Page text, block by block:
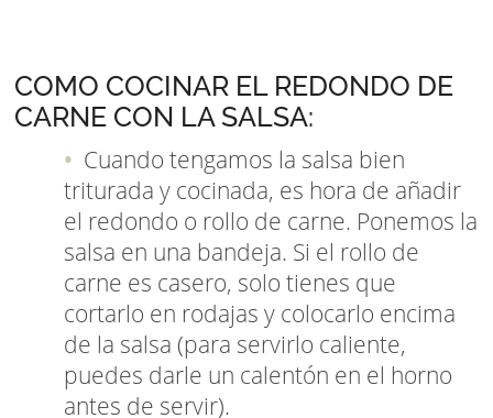
COMO COCINAR EL REDONDO DE
CARNE CON LA SALSA:
Cuando tengamos la salsa bien
triturada y cocinada, es hora de añadir
el redondo o rollo de carne. Ponemos la
salsa en una bandeja. Si el rollo de
carne es casero, solo tienes que
cortarlo en rodajas y colocarlo encima
de la salsa (para servirlo caliente,
puedes darle un calentón en el horno
antes de servir).